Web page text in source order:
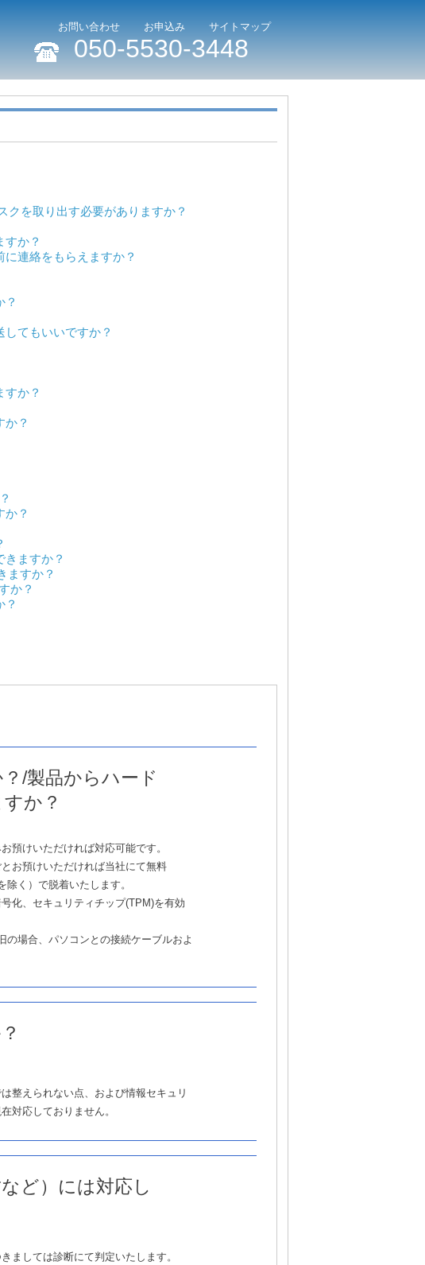
お問い合わせ お申込み サイトマップ
050-5530-3448
クを取り出す必要がありますか？
か？
連絡をもらえますか？
？
てもいいですか？
か？
か？
か？
きますか？
ますか？
か？
？
/製品からハード
か？
預けいただければ対応可能です。
お預けいただければ当社にて無料
除く）で脱着いたします。
化、セキュリティチップ(TPM)を有効
の場合、パソコンとの接続ケーブルおよ
整えられない点、および情報セキュリ
対応しておりません。
ど）には対応し
ましては診断にて判定いたします。